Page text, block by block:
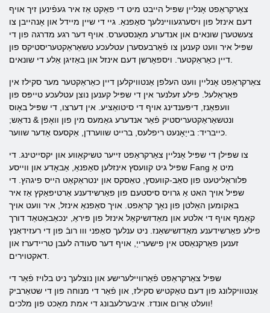
צאַרקראַפט אָנליין שפּיל הייבט מיט די פאַקט אַז איר געפֿינען זיך אויף
דעם אינזל פון ויסערגעוויינלעך סאַפנאַ. גיי די שיין מיידל און אָנהייבן צו
צעשטערן שונאים און אנדערע מאָנסטערס. אויף דער רגע מדרגה פון די
שפּיל איר וועט קענען צו פֿאַרבעסערן עטלעכע טשאַראַקטעריסטיקס פון
צאַרקראַפט אָנליין וועט העלפן אַנטוויקלען דיין כאַראַקטער מער סקילז אין
פּאַראַלעל. פילע זעלנער אין די שפּיל קענען נוצן עטלעכע טייפּס פון
וועפּאַנז, דיפּענדינג אויף די סיטואַציע. אין דערצו, די שפּיל באָוס
ונטשאַראַקטעריסטיק פֿאַר אנדערע גאַמעס מין פון וואָפן & נדאַש;
צו שפּילן די שפּיל אָנליין צאַרקראַפט זייער טשיקאַווע און יקסייטינג. די
שפּיל גיט קוועסץ אינזלען סאַפנאַ, אַבאָדע און ווייסע Fang מיט אַ
פּלוראַליטעט פון סאַב-קוועסץ, טאַסקס און ינטראַקאַט הייס פיגהץ. די
שפּיל אויך האט אַ גרויס סיסטעם פון פאַרשידענע אַרטיפאַקץ אַז איר
באַקומען האַלטן פון נאָך קראַפט. אויך סאַפנאַ אינזל, איר וועט אויך
קאַמף אויף די אלטע און מאַדזשיקאַל אינזל פון פּיראַ, ינכאַבאַטאַד דורך
פילע פאַרשידענע מאַדזשישאַנז. ניט ענלעך סאַפני ווו רובֿ פון די רעזידאַנץ
זענען פאַרקנאַסט אין פישערייַ, אויף דער סעודה לעבן טריידערז און
שפּיל צאַרקראַפט פֿאַרוויילערישע און נוצלעך ניט בלויז פֿאַר די
אַנטוויקלונג פון דעם טאַקטיש סקילז, און פֿאַר די מנוחה פון די שטאַרביק
וועלט אַרום אונדז. איבערלעבונג די אמת מאַכט פון מלכים!